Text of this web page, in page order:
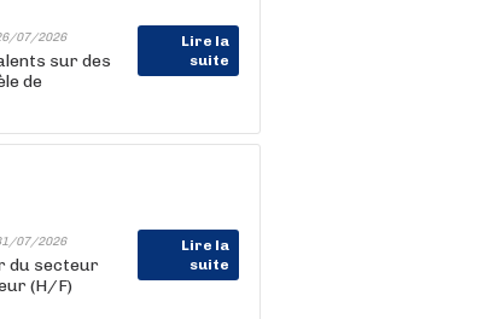
07/2026
Lire la
suite
sur des
de
07/2026
Lire la
suite
du secteur
(H/F)